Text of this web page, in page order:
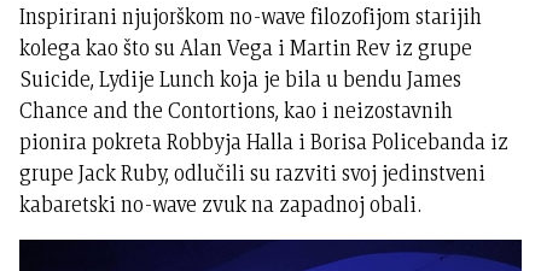
Inspirirani njujorškom no-wave filozofijom starijih
kolega kao što su Alan Vega i Martin Rev iz grupe
Suicide, Lydije Lunch koja je bila u bendu James
Chance and the Contortions, kao i neizostavnih
pionira pokreta Robbyja Halla i Borisa Policebanda iz
grupe Jack Ruby, odlučili su razviti svoj jedinstveni
kabaretski no-wave zvuk na zapadnoj obali.